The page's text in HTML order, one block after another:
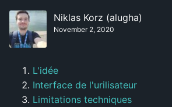
Niklas Korz (alugha)
November 2, 2020
L'idée
Interface de l'urilisateur
Limitations techniques